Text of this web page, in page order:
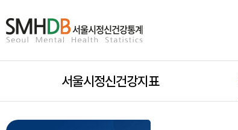
서
정
신
서울시정신건강지표모